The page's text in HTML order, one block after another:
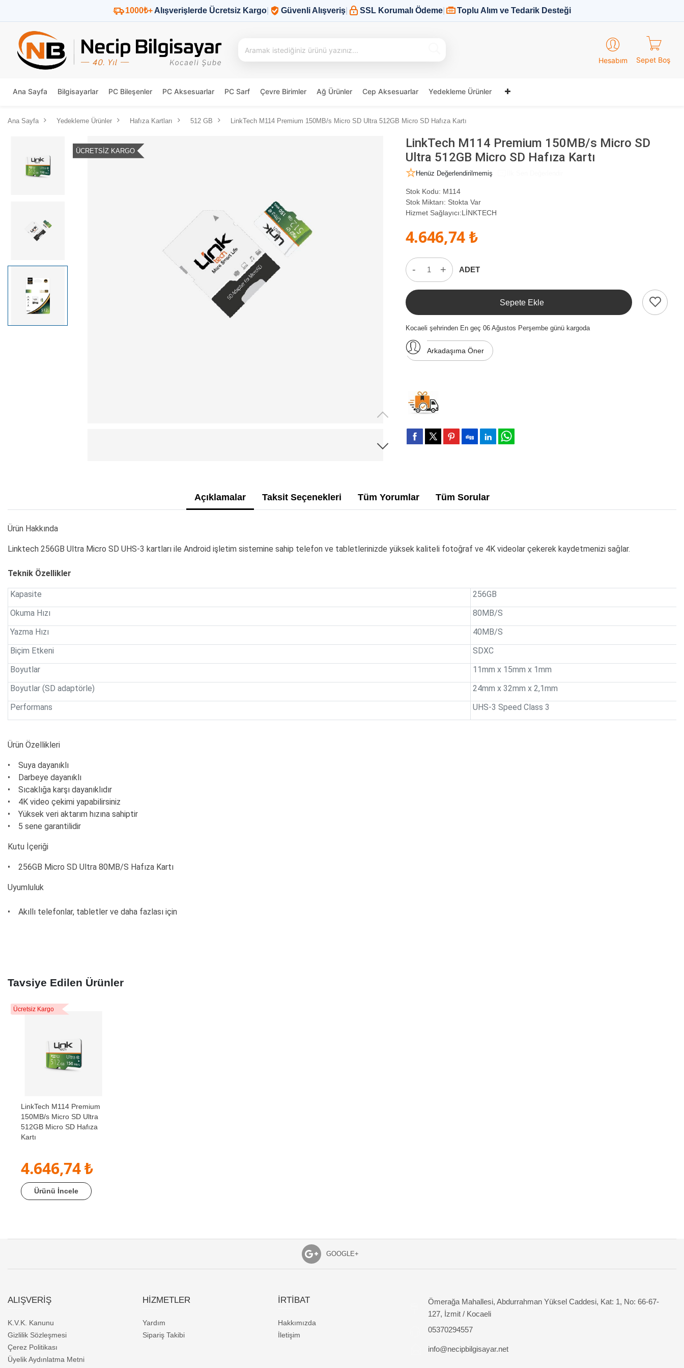
1000₺+ Alışverişlerde Ücretsiz Kargo Güvenli Alışveriş SSL Korumalı Ödeme Toplu Alım ve Tedarik Desteği
Hesabım Sepet Boş
Ana Sayfa Bilgisayarlar PC Bileşenler PC Aksesuarlar PC Sarf Çevre Birimler Ağ Ürünler Cep Aksesuarlar Yedekleme Ürünler
Ana Sayfa Yedekleme Ürünler Hafıza Kartları 512 GB LinkTech M114 Premium 150MB/s Micro SD Ultra 512GB Micro SD Hafıza Kartı
ÜCRETSIZ KARGO
LinkTech M114 Premium 150MB/s Micro SD
Ultra 512GB Micro SD Hafıza Kartı
Henüz Değerlendirilmemiş
Stok Kodu: M114
Stok Miktarı: Stokta Var
Hizmet Sağlayıcı:LİNKTECH
4.646,74 ₺
- + ADET
Sepete Ekle
Kocaeli şehrinden En geç 06 Ağustos Perşembe günü kargoda
Arkadaşıma Öner
Açıklamalar Taksit Seçenekleri Tüm Yorumlar Tüm Sorular
Ürün Hakkında
Linktech 256GB Ultra Micro SD UHS-3 kartları ile Android işletim sistemine sahip telefon ve tabletlerinizde yüksek kaliteli fotoğraf ve 4K videolar çekerek kaydetmenizi sağlar.
Teknik Özellikler
Kapasite
256GB
Okuma Hızı
80MB/S
Yazma Hızı
40MB/S
Biçim Etkeni
SDXC
Boyutlar
11mm x 15mm x 1mm
Boyutlar (SD adaptörle)
24mm x 32mm x 2,1mm
Performans
UHS-3 Speed Class 3
Ürün Özellikleri
• Suya dayanıklı
• Darbeye dayanıklı
• Sıcaklığa karşı dayanıklıdır
• 4K video çekimi yapabilirsiniz
• Yüksek veri aktarım hızına sahiptir
• 5 sene garantilidir
Kutu İçeriği
• 256GB Micro SD Ultra 80MB/S Hafıza Kartı
Uyumluluk
• Akıllı telefonlar, tabletler ve daha fazlası için
Tavsiye Edilen Ürünler
Ücretsiz Kargo
LinkTech M114 Premium
150MB/s Micro SD Ultra
512GB Micro SD Hafıza
Kartı
4.646,74 ₺
Ürünü İncele
GOOGLE+
ALIŞVERİŞ
K.V.K. Kanunu
Gizlilik Sözleşmesi
Çerez Politikası
Üyelik Aydınlatma Metni
HİZMETLER
Yardım
Sipariş Takibi
İRTİBAT
Hakkımızda
İletişim
Ömerağa Mahallesi, Abdurrahman Yüksel Caddesi, Kat: 1, No: 66-67-
127, İzmit / Kocaeli
05370294557
info@necipbilgisayar.net